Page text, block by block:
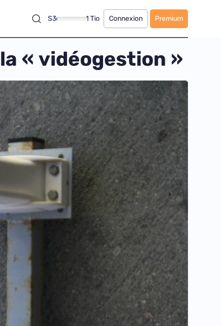
S3 1 Tio Connexion Premium
« vidéogestion »